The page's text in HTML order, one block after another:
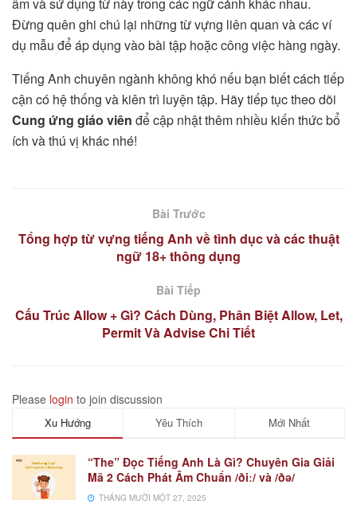
âm và sử dụng từ này trong các ngữ cảnh khác nhau.
Đừng quên ghi chú lại những từ vựng liên quan và các ví
dụ mẫu để áp dụng vào bài tập hoặc công việc hàng ngày.
Tiếng Anh chuyên ngành không khó nếu bạn biết cách tiếp
cận có hệ thống và kiên trì luyện tập. Hãy tiếp tục theo dõi
Cung ứng giáo viên để cập nhật thêm nhiều kiến thức bổ
ích và thú vị khác nhé!
Bài Trước
Tổng hợp từ vựng tiếng Anh về tình dục và các thuật
ngữ 18+ thông dụng
Bài Tiếp
Cấu Trúc Allow + Gì? Cách Dùng, Phân Biệt Allow, Let,
Permit Và Advise Chi Tiết
Please login to join discussion
Xu Hướng Yêu Thích Mới Nhất
“The” Đọc Tiếng Anh Là Gì? Chuyên Gia Giải
Mã 2 Cách Phát Âm Chuẩn /ðiː/ và /ðə/
THÁNG MƯỜI MỘT 27, 2025